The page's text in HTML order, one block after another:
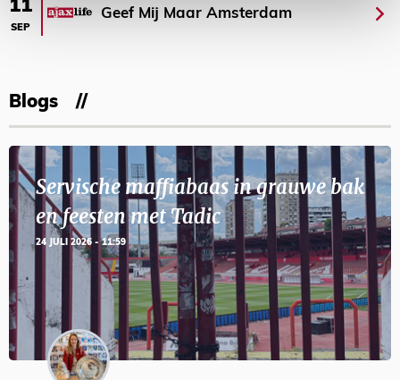
11
SEP
Geef Mij Maar Amsterdam
Blogs
Servische maffiabaas in grauwe bak
en feesten met Tadic
24 JULI 2026 - 11:59